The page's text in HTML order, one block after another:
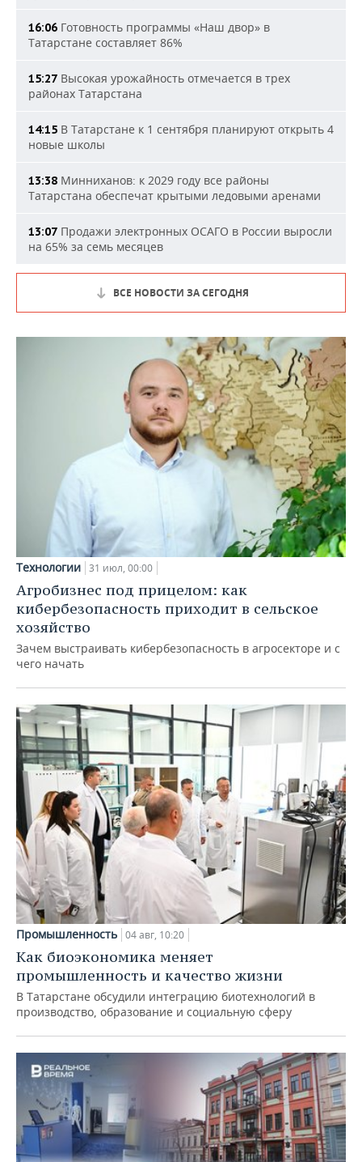
16:06 Готовность программы «Наш двор» в
Татарстане составляет 86%
15:27 Высокая урожайность отмечается в трех
районах Татарстана
14:15 В Татарстане к 1 сентября планируют открыть 4
новые школы
13:38 Минниханов: к 2029 году все районы
Татарстана обеспечат крытыми ледовыми аренами
13:07 Продажи электронных ОСАГО в России выросли
на 65% за семь месяцев
ВСЕ НОВОСТИ ЗА СЕГОДНЯ
Технологии 31 июл, 00:00
Агробизнес под прицелом: как
кибербезопасность приходит в сельское
хозяйство
Зачем выстраивать кибербезопасность в агросекторе и с
чего начать
Промышленность 04 авг, 10:20
Как биоэкономика меняет
промышленность и качество жизни
В Татарстане обсудили интеграцию биотехнологий в
производство, образование и социальную сферу